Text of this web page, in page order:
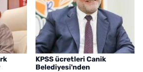
KPSS ücretleri Canik
Belediyesi'nden